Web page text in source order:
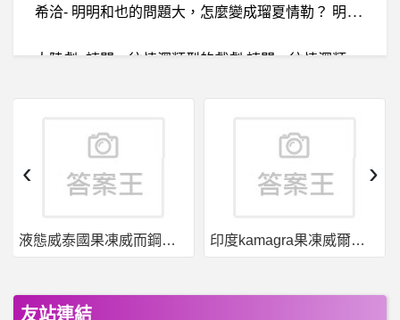
希
洽- 明明和也的問題大，怎麼變成瑠夏情勒？ 明明和也的問題大，怎麼變成瑠夏情勒？
大
陸劇- 請問一往情深類型的戲劇 請問一往情深類型的戲劇
女人話題- 吹冷風頭很容易痛 吹冷風頭很容易痛
戰艦世界 - WOT- 新年任務
希洽- 巨人S2 1 這段看不懂? 巨人S2 1 這段看不懂?
個
人電腦購買-SanDisk E61 1T SSD連接電腦讀不到 SanDisk E61 1T SSD連接電腦讀不到
液態威泰國果凍威而鋼哪裡買 印度kamagra果凍威爾剛用於治療男性勃起功能障礙
‹ ›
友站連結